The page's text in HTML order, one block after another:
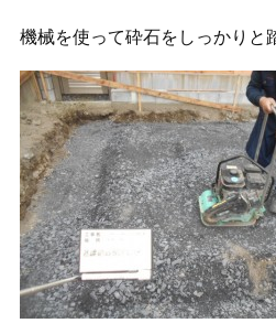
機械を使って砕石をしっかりと